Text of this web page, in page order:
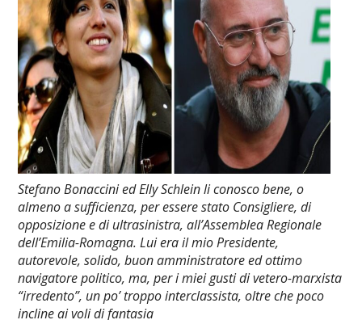
Stefano Bonaccini ed Elly Schlein li conosco bene, o
almeno a sufficienza, per essere stato Consigliere, di
opposizione e di ultrasinistra, all’Assemblea Regionale
dell’Emilia-Romagna. Lui era il mio Presidente,
autorevole, solido, buon amministratore ed ottimo
navigatore politico, ma, per i miei gusti di vetero-marxista
“irredento”, un po’ troppo interclassista, oltre che poco
incline ai voli di fantasia